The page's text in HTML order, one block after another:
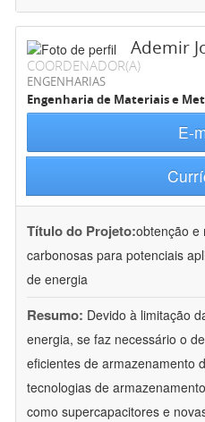
Ademir
COORDENADOR(A)
ENGENHARIAS
Engenharia de Materiais e
E-
Título do Projeto:obtenção e
carbonosas para potenciais
de energia
Resumo: Devido à limitação
energia, se faz necessário o
eficientes de armazenamento
tecnologias de
como supercapacitores e